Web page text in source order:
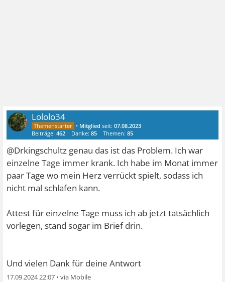
Lololo34
• Mitglied seit:07.08.2023
Beiträge:462 Danke:85 Themen:85
@Drkingschultz genau das ist das Problem. Ich war
einzelne Tage immer krank. Ich habe im Monat immer
paar Tage wo mein Herz verrückt spielt, sodass ich
nicht mal schlafen kann.
Attest für einzelne Tage muss ich ab jetzt tatsächlich
vorlegen, stand sogar im Brief drin.
Und vielen Dank für deine Antwort
17.09.2024 22:07 •